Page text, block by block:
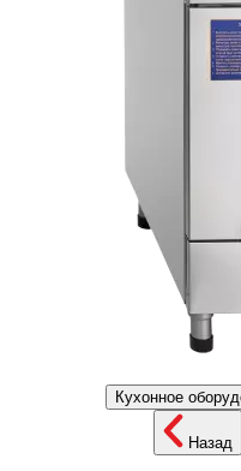
Кухонное
Назад